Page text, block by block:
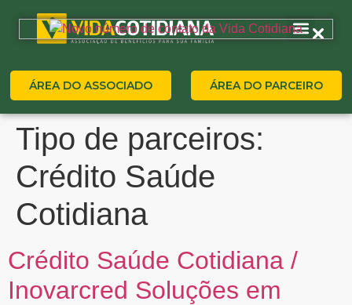
ÁREA DO ASSOCIADO ÁREA DO PARCEIRO
Tipo de parceiros:
Crédito Saúde
Cotidiana
Crédito Saúde Cotidiana /
Inovarcred Soluções em